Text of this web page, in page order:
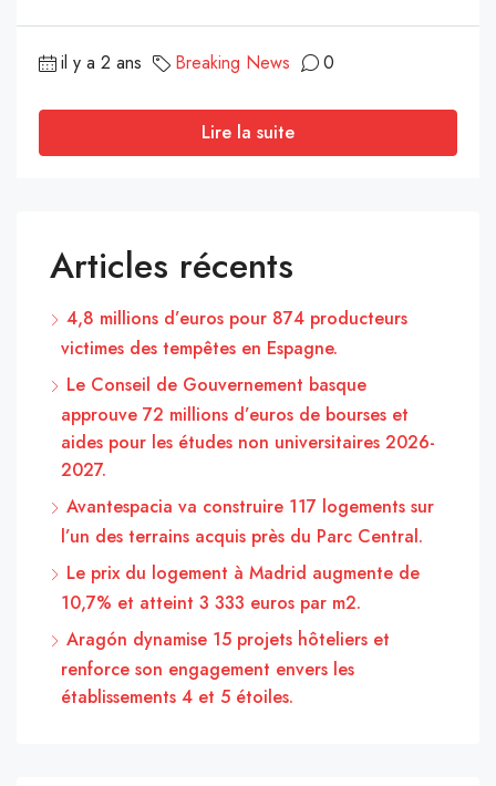
il y a 2 ans Breaking News 0
Lire la suite
Articles récents
4,8 millions d’euros pour 874 producteurs
victimes des tempêtes en Espagne.
Le Conseil de Gouvernement basque
approuve 72 millions d’euros de bourses et
aides pour les études non universitaires 2026-
2027.
Avantespacia va construire 117 logements sur
l’un des terrains acquis près du Parc Central.
Le prix du logement à Madrid augmente de
10,7% et atteint 3 333 euros par m2.
Aragón dynamise 15 projets hôteliers et
renforce son engagement envers les
établissements 4 et 5 étoiles.